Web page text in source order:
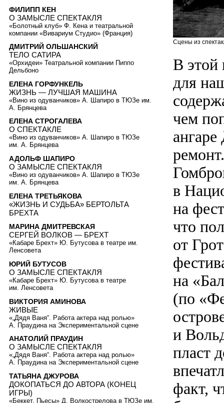
Сцены из
В этой
для
чем
в
на
что
от
на
(по
и
пласт
факт,
ФИЛИПП КЕН
О ЗАМЫСЛЕ СПЕКТАКЛЯ
«Болотный клуб» Ф. Кена и театральной
компании «Вивариум Студио» (Франция)
ДМИТРИЙ ОЛЬШАНСКИЙ
ТЕЛО САТИРА
«Орхидеи» Театральной компании Пиппо
Дельбоно
ЕЛЕНА ГОРФУНКЕЛЬ
ЖИЗНЬ — ЛУЧШАЯ МАШИНА
«Вино из одуванчиков» А. Шапиро в ТЮЗе им.
А. Брянцева
ЕЛЕНА СТРОГАЛЕВА
О СПЕКТАКЛЕ
«Вино из одуванчиков» А. Шапиро в ТЮЗе
им. А. Брянцева
АДОЛЬФ ШАПИРО
О ЗАМЫСЛЕ СПЕКТАКЛЯ
«Вино из одуванчиков» А. Шапиро в ТЮЗе
им. А. Брянцева
ЕЛЕНА ТРЕТЬЯКОВА
«ЖИЗНЬ И СУДЬБА» БЕРТОЛЬТА
БРЕХТА
МАРИНА ДМИТРЕВСКАЯ
СЕРГЕЙ ВОЛКОВ — БРЕХТ
«Кабаре Брехт» Ю. Бутусова в театре им.
Ленсовета
ЮРИЙ БУТУСОВ
О ЗАМЫСЛЕ СПЕКТАКЛЯ
«Кабаре Брехт» Ю. Бутусова в театре
им. Ленсовета
ВИКТОРИЯ АМИНОВА
ЖИВЫЕ
«„Дядя Ваня“. Работа актера над ролью»
А. Праудина на Экспериментальной сцене
АНАТОЛИЙ ПРАУДИН
О ЗАМЫСЛЕ СПЕКТАКЛЯ
«„Дядя Ваня“. Работа актера над ролью»
А. Праудина на Экспериментальной сцене
ТАТЬЯНА ДЖУРОВА
ДОКОПАТЬСЯ ДО АВТОРА (КОНЕЦ
ИГРЫ)
«Беккет. Пьесы» Д. Волкострелова в ТЮЗе им.